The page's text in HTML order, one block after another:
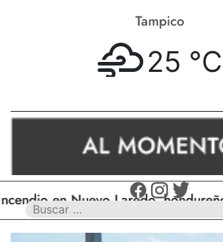
Tampico
25 °C
Nuevo Laredo, hondureño muere